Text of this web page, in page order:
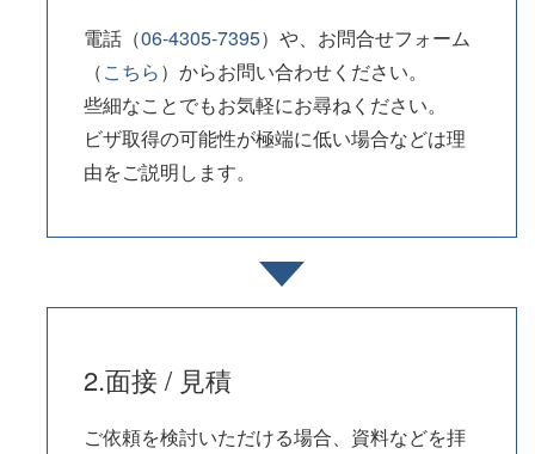
電話（06-4305-7395）や、お問合せフォーム
（こちら）からお問い合わせください。
些細なことでもお気軽にお尋ねください。
ビザ取得の可能性が極端に低い場合などは理
由をご説明します。
2.面接 / 見積
ご依頼を検討いただける場合、資料などを拝